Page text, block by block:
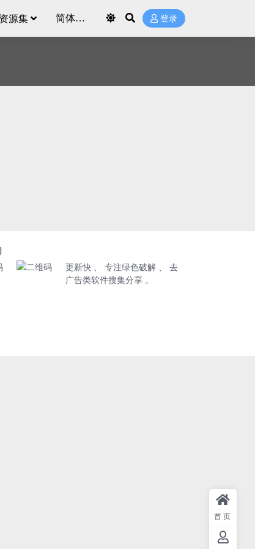
资源集 登录
更新快 、 专注绿色破解 、 去
广告类软件搜集分享 。
首页